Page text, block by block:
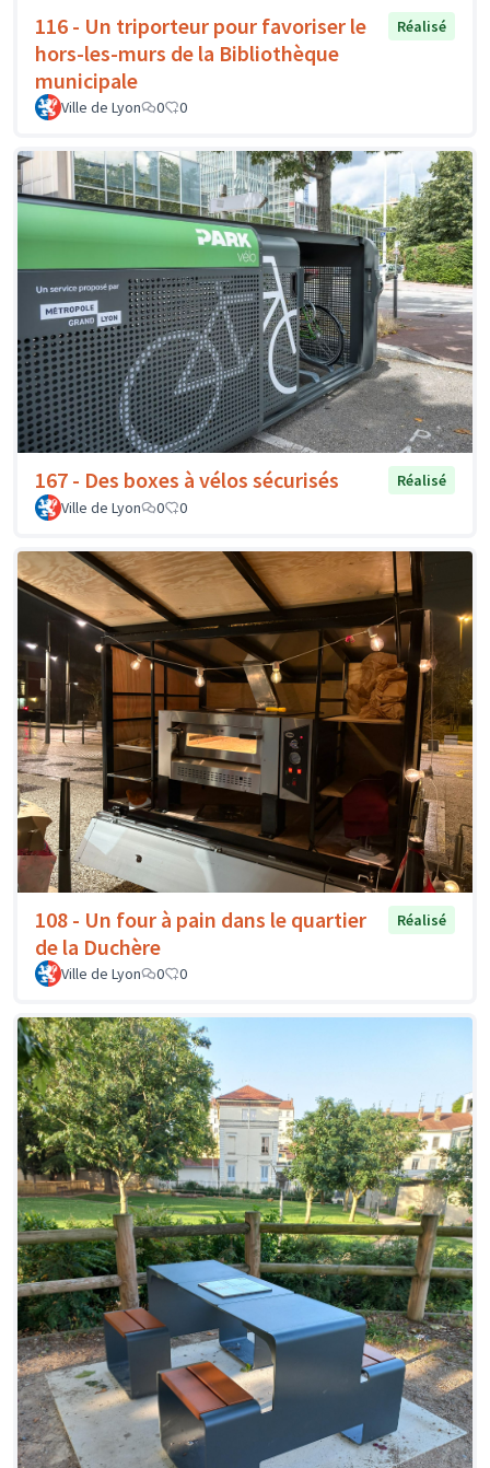
116 - Un triporteur pour favoriser le
hors-les-murs de la Bibliothèque
municipale
Réalisé
Ville de Lyon 0 0
167 - Des boxes à vélos sécurisés
Réalisé
Ville de Lyon
0 0
108 - Un four à pain dans le quartier
de la Duchère
Réalisé
Ville de Lyon 0 0